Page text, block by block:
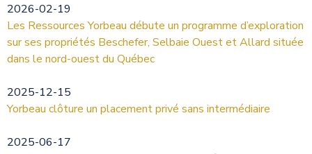
2026-02-19
Les Ressources Yorbeau débute un programme d’exploration
sur ses propriétés Beschefer, Selbaie Ouest et Allard située
dans le nord-ouest du Québec
2025-12-15
Yorbeau clôture un placement privé sans intermédiaire
2025-06-17